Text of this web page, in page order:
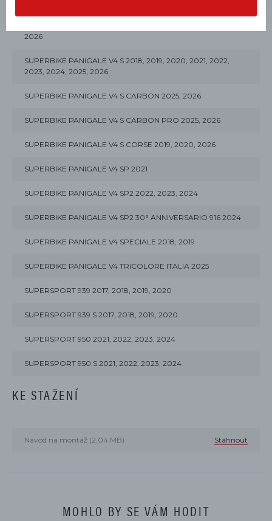
2026
SUPERBIKE PANIGALE V4 S 2018, 2019, 2020, 2021, 2022,
2023, 2024, 2025, 2026
SUPERBIKE PANIGALE V4 S CARBON 2025, 2026
SUPERBIKE PANIGALE V4 S CARBON PRO 2025, 2026
SUPERBIKE PANIGALE V4 S CORSE 2019, 2020, 2026
SUPERBIKE PANIGALE V4 SP 2021
SUPERBIKE PANIGALE V4 SP2 2022, 2023, 2024
SUPERBIKE PANIGALE V4 SP2 30° ANNIVERSARIO 916 2024
SUPERBIKE PANIGALE V4 SPECIALE 2018, 2019
SUPERBIKE PANIGALE V4 TRICOLORE ITALIA 2025
SUPERSPORT 939 2017, 2018, 2019, 2020
SUPERSPORT 939 S 2017, 2018, 2019, 2020
SUPERSPORT 950 2021, 2022, 2023, 2024
SUPERSPORT 950 S 2021, 2022, 2023, 2024
KE STAŽENÍ
Návod na montáž (2,04 MB) Stáhnout
MOHLO BY SE VÁM HODIT